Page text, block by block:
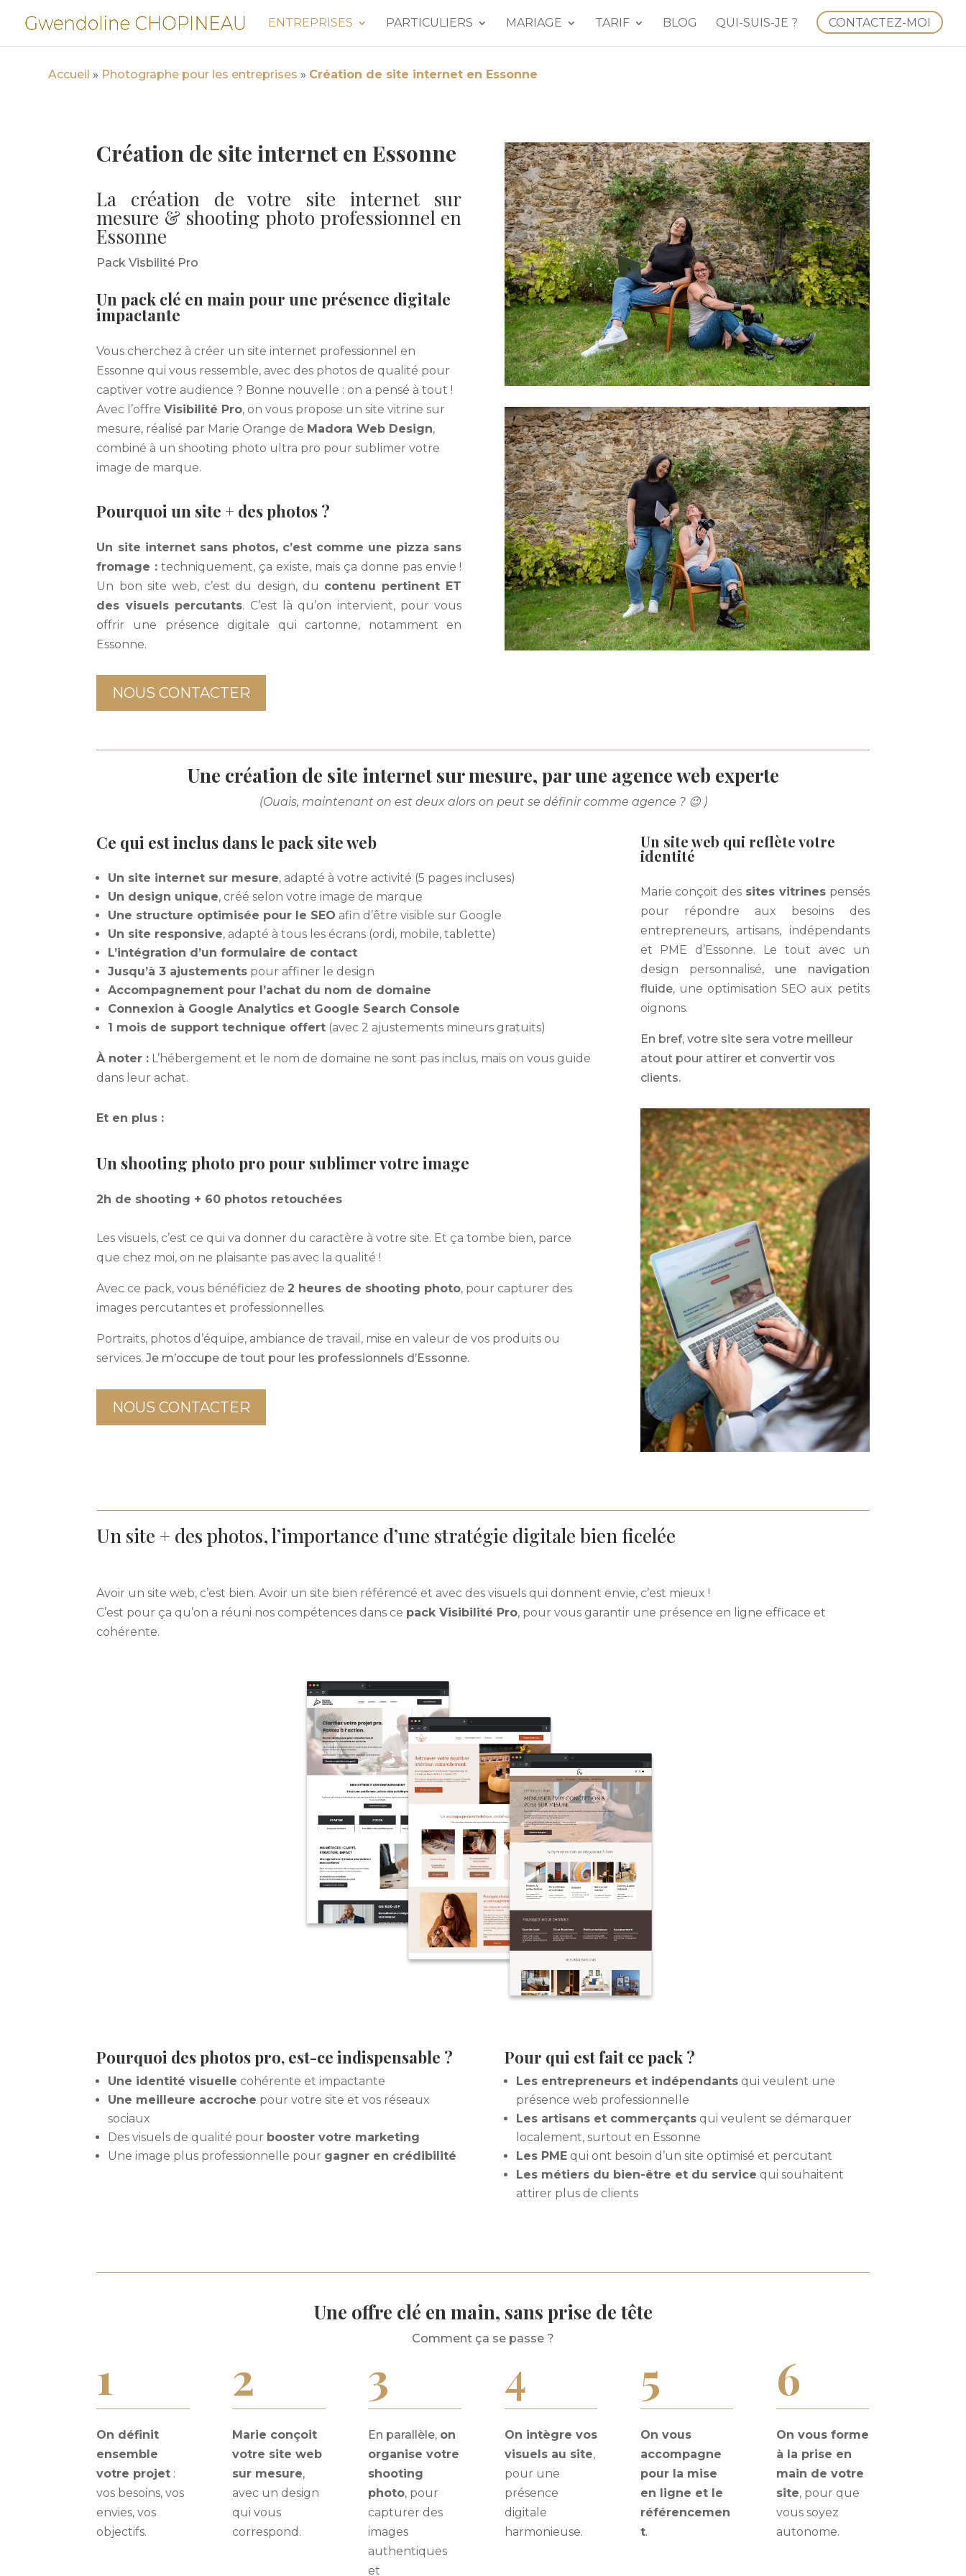
ENTREPRISES PARTICULIERS MARIAGE TARIF BLOG QUI-SUIS-JE ? CONTACTEZ-MOI
Accueil » Photographe pour les entreprises » Création de site internet en Essonne
Création de site internet en Essonne
La création de votre site internet sur
mesure & shooting photo professionnel en
Essonne
Pack Visbilité Pro
Un pack clé en main pour une présence digitale
impactante
Vous cherchez à créer un site internet professionnel en
Essonne qui vous ressemble, avec des photos de qualité pour
captiver votre audience ? Bonne nouvelle : on a pensé à tout !
Avec l’offreVisibilité Pro, on vous propose un site vitrine sur
mesure, réalisé par Marie Orange de Madora Web Design,
combiné à un shooting photo ultra pro pour sublimer votre
image de marque.
Pourquoi un site + des photos ?
Un site internet sans photos, c’est comme une pizza sans
fromage : techniquement, ça existe, mais ça donne pas envie !
Un bon site web, c’est du design, du contenu pertinent ET
des visuels percutants. C’est là qu’on intervient, pour vous
offrir une présence digitale qui cartonne, notamment en
Essonne.
NOUS CONTACTER
Une création de site internet sur mesure, par une agence web experte
(Ouais, maintenant on est deux alors on peut se définir comme agence ? 😉 )
Ce qui est inclus dans le pack site web
Un site internet sur mesure, adapté à votre activité (5 pages incluses)
Un design unique, créé selon votre image de marque
Une structure optimisée pour le SEO afin d’être visible sur Google
Un site responsive, adapté à tous les écrans (ordi, mobile, tablette)
L’intégration d’un formulaire de contact
Jusqu’à 3 ajustements pour affiner le design
Accompagnement pour l’achat du nom de domaine
Connexion à Google Analytics et Google Search Console
1 mois de support technique offert (avec 2 ajustements mineurs gratuits)
À noter : L’hébergement et le nom de domaine ne sont pas inclus, mais on vous guide
dans leur achat.
Et en plus :
Un shooting photo pro pour sublimer votre image
2h de shooting + 60 photos retouchées
Les visuels, c’est ce qui va donner du caractère à votre site. Et ça tombe bien, parce
que chez moi, on ne plaisante pas avec la qualité !
Avec ce pack, vous bénéficiez de 2 heures de shooting photo, pour capturer des
images percutantes et professionnelles.
Portraits, photos d’équipe, ambiance de travail, mise en valeur de vos produits ou
services.Je m’occupe de tout pour les professionnels d’Essonne.
NOUS CONTACTER
Un site web qui reflète votre
identité
Marie conçoit des sites vitrinespensés
pour répondre aux besoins des
entrepreneurs, artisans, indépendants
et PME d’Essonne. Le tout avec un
design personnalisé,une navigation
fluide, une optimisation SEO aux petits
oignons.
En bref, votre site sera votre meilleur
atout pour attirer et convertir vos
clients.
Un site + des photos, l’importance d’une stratégie digitale bien ficelée
Avoir un site web, c’est bien. Avoir un site bien référencé et avec des visuels qui donnent envie, c’est mieux !
C’est pour ça qu’on a réuni nos compétences dans ce pack Visibilité Pro, pour vous garantir une présence en ligne efficace et
cohérente.
Pourquoi des photos pro, est-ce indispensable ?
Une identité visuelle cohérente et impactante
Une meilleure accroche pour votre site et vos réseaux
sociaux
Des visuels de qualité pour booster votre marketing
Une image plus professionnelle pour gagner en crédibilité
Pour qui est fait ce pack ?
Les entrepreneurs et indépendantsqui veulent une
présence web professionnelle
Les artisans et commerçantsqui veulent se démarquer
localement, surtout en Essonne
Les PMEqui ont besoin d’un site optimisé et percutant
Les métiers du bien-être et du service qui souhaitent
attirer plus de clients
Une offre clé en main, sans prise de tête
Comment ça se passe ?
1
On définit
ensemble
votre projet :
vos besoins, vos
envies, vos
objectifs.
2
Marie conçoit
votre site web
sur mesure,
avec un design
qui vous
correspond.
3
En parallèle, on
organise votre
shooting
photo, pour
capturer des
images
authentiques
et
4
On intègre vos
visuels au site,
pour une
présence
digitale
harmonieuse.
5
On vous
accompagne
pour la mise
en ligne et le
référencemen
t.
6
On vous forme
à la prise en
main de votre
site, pour que
vous soyez
autonome.